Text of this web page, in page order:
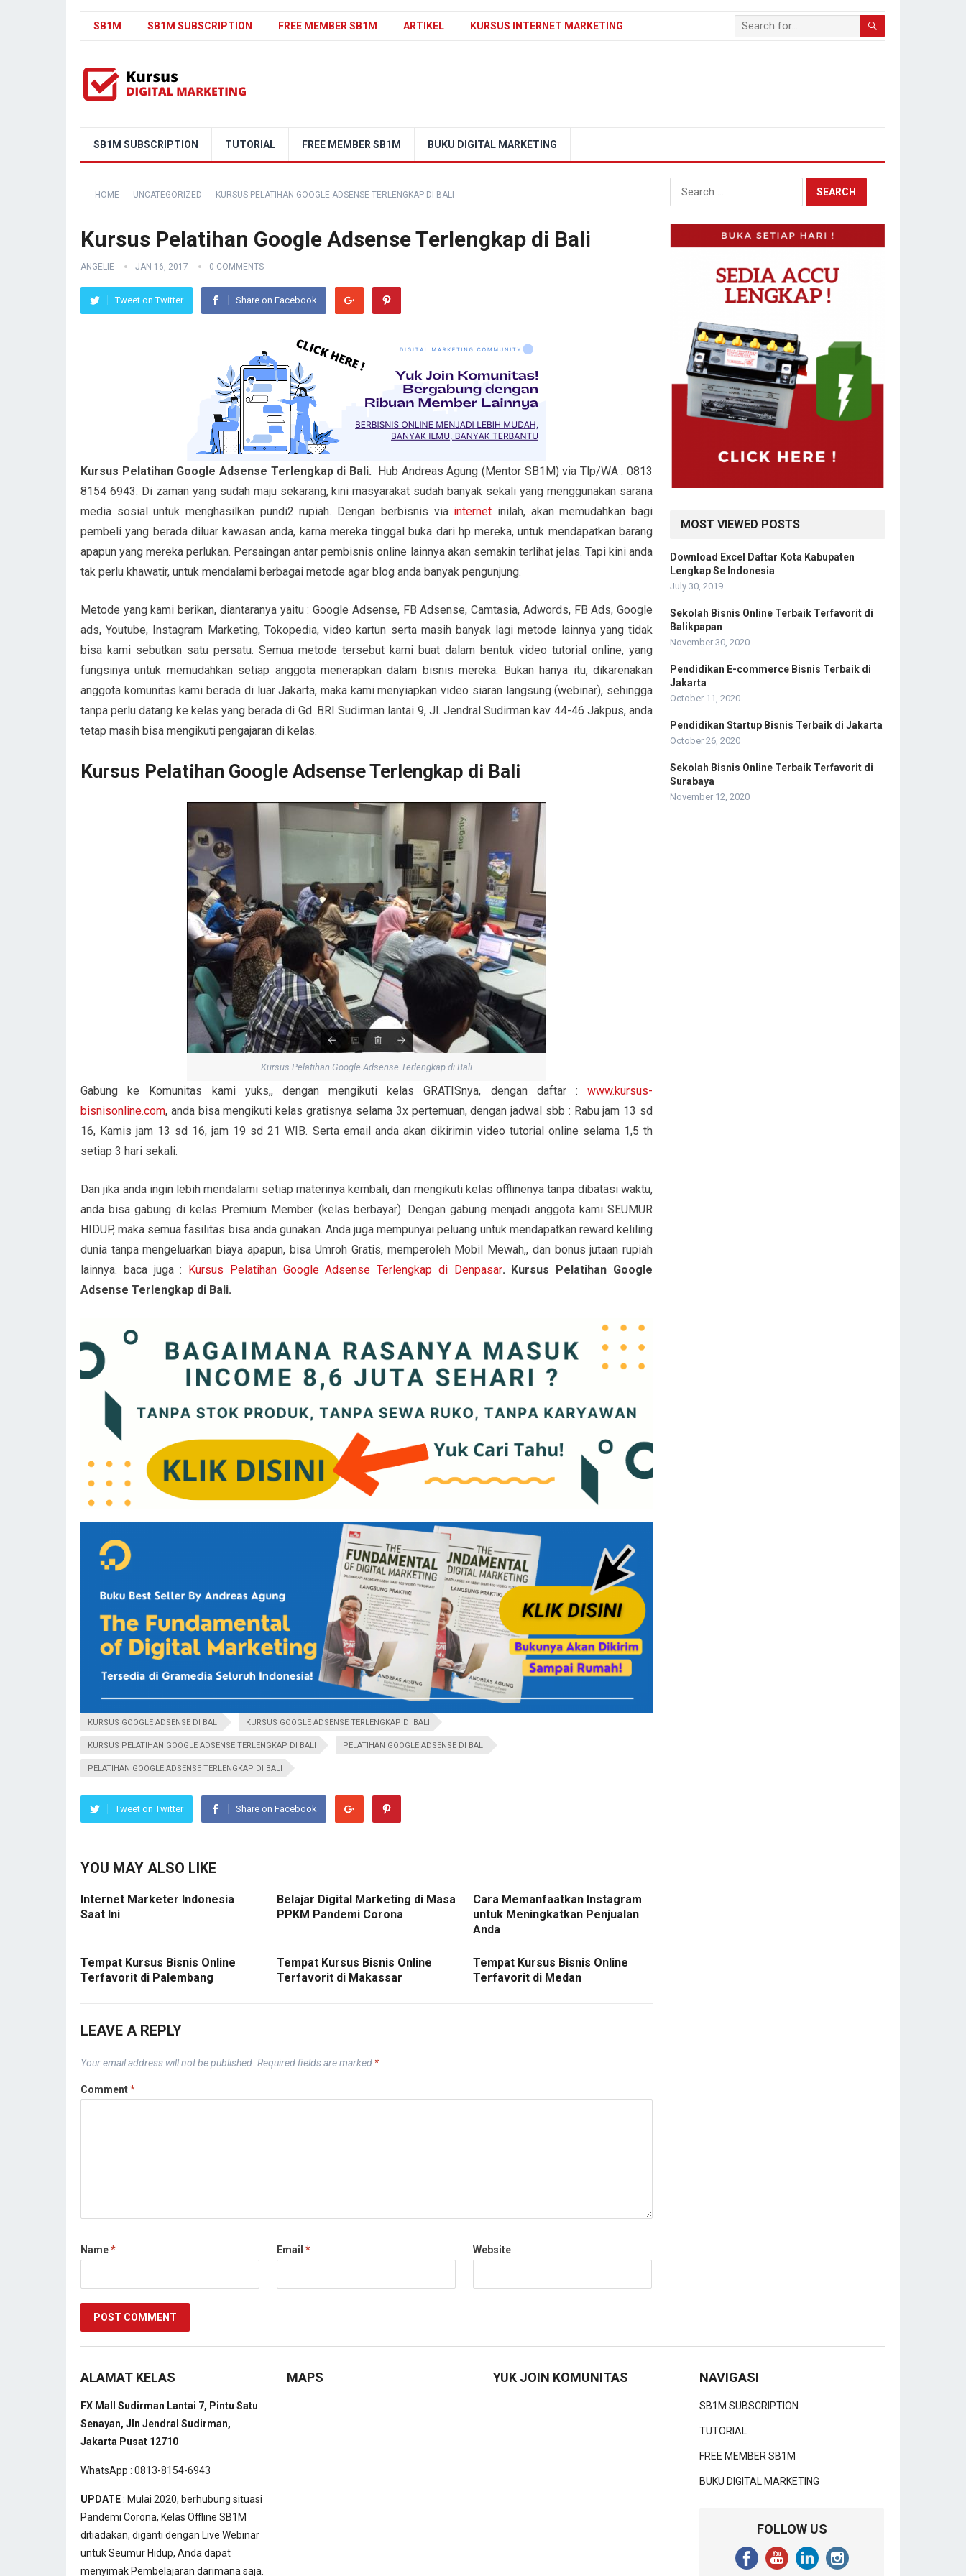
SB1M SB1M SUBSCRIPTION FREE MEMBER SB1M ARTIKEL KURSUS INTERNET MARKETING
SB1M SUBSCRIPTION TUTORIAL FREE MEMBER SB1M BUKU DIGITAL MARKETING
HOME UNCATEGORIZED KURSUS PELATIHAN GOOGLE ADSENSE TERLENGKAP DI BALI
Kursus Pelatihan Google Adsense Terlengkap di Bali
ANGELIE JAN 16, 2017 0 COMMENTS
Tweet on Twitter Share on Facebook
Kursus Pelatihan Google Adsense Terlengkap di Bali. Hub Andreas Agung (Mentor SB1M) via Tlp/WA : 0813
8154 6943. Di zaman yang sudah maju sekarang, kini masyarakat sudah banyak sekali yang menggunakan sarana
media sosial untuk menghasilkan pundi2 rupiah. Dengan berbisnis via internet inilah, akan memudahkan bagi
pembeli yang berada diluar kawasan anda, karna mereka tinggal buka dari hp mereka, untuk mendapatkan barang
apapun yang mereka perlukan. Persaingan antar pembisnis online lainnya akan semakin terlihat jelas. Tapi kini anda
tak perlu khawatir, untuk mendalami berbagai metode agar blog anda banyak pengunjung.
Metode yang kami berikan, diantaranya yaitu : Google Adsense, FB Adsense, Camtasia, Adwords, FB Ads, Google
ads, Youtube, Instagram Marketing, Tokopedia, video kartun serta masih banyak lagi metode lainnya yang tidak
bisa kami sebutkan satu persatu. Semua metode tersebut kami buat dalam bentuk video tutorial online, yang
fungsinya untuk memudahkan setiap anggota menerapkan dalam bisnis mereka. Bukan hanya itu, dikarenakan
anggota komunitas kami berada di luar Jakarta, maka kami menyiapkan video siaran langsung (webinar), sehingga
tanpa perlu datang ke kelas yang berada di Gd. BRI Sudirman lantai 9, Jl. Jendral Sudirman kav 44-46 Jakpus, anda
tetap masih bisa mengikuti pengajaran di kelas.
Kursus Pelatihan Google Adsense Terlengkap di Bali
Kursus Pelatihan Google Adsense Terlengkap di Bali
Gabung ke Komunitas kami yuks,, dengan mengikuti kelas GRATISnya, dengan daftar : www.kursus-
bisnisonline.com, anda bisa mengikuti kelas gratisnya selama 3x pertemuan, dengan jadwal sbb : Rabu jam 13 sd
16, Kamis jam 13 sd 16, jam 19 sd 21 WIB. Serta email anda akan dikirimin video tutorial online selama 1,5 th
setiap 3 hari sekali.
Dan jika anda ingin lebih mendalami setiap materinya kembali, dan mengikuti kelas offlinenya tanpa dibatasi waktu,
anda bisa gabung di kelas Premium Member (kelas berbayar). Dengan gabung menjadi anggota kami SEUMUR
HIDUP, maka semua fasilitas bisa anda gunakan. Anda juga mempunyai peluang untuk mendapatkan reward keliling
dunia tanpa mengeluarkan biaya apapun, bisa Umroh Gratis, memperoleh Mobil Mewah,, dan bonus jutaan rupiah
lainnya. baca juga :
Kursus Pelatihan Google Adsense Terlengkap di Denpasar. Kursus Pelatihan Google
Adsense Terlengkap di Bali.
KURSUS GOOGLE ADSENSE DI BALI KURSUS GOOGLE ADSENSE TERLENGKAP DI BALI
KURSUS PELATIHAN GOOGLE ADSENSE TERLENGKAP DI BALI PELATIHAN GOOGLE ADSENSE DI BALI
PELATIHAN GOOGLE ADSENSE TERLENGKAP DI BALI
Tweet on Twitter Share on Facebook
YOU MAY ALSO LIKE
Internet Marketer Indonesia
Saat Ini
Belajar Digital Marketing di Masa
PPKM Pandemi Corona
Cara Memanfaatkan Instagram
untuk Meningkatkan Penjualan
Anda
Tempat Kursus Bisnis Online
Terfavorit di Palembang
Tempat Kursus Bisnis Online
Terfavorit di Makassar
Tempat Kursus Bisnis Online
Terfavorit di Medan
LEAVE A REPLY
Your email address will not be published. Required fields are marked *
Comment*
Name* Email * Website
Search
for:
MOST VIEWED POSTS
Download Excel Daftar Kota Kabupaten
Lengkap Se Indonesia
July 30, 2019
Sekolah Bisnis Online Terbaik Terfavorit di
Balikpapan
November 30, 2020
Pendidikan E-commerce Bisnis Terbaik di
Jakarta
October 11, 2020
Pendidikan Startup Bisnis Terbaik di Jakarta
October 26, 2020
Sekolah Bisnis Online Terbaik Terfavorit di
Surabaya
November 12, 2020
ALAMAT KELAS
FX Mall Sudirman Lantai 7, Pintu Satu
Senayan, Jln Jendral Sudirman,
Jakarta Pusat 12710
WhatsApp : 0813-8154-6943
UPDATE: Mulai 2020, berhubung situasi
Pandemi Corona, Kelas Offline SB1M
ditiadakan, diganti dengan Live Webinar
untuk Seumur Hidup, Anda dapat
menyimak Pembelajaran darimana saja.
MAPS YUK JOIN KOMUNITAS NAVIGASI
SB1M SUBSCRIPTION
TUTORIAL
FREE MEMBER SB1M
BUKU DIGITAL MARKETING
FOLLOW US